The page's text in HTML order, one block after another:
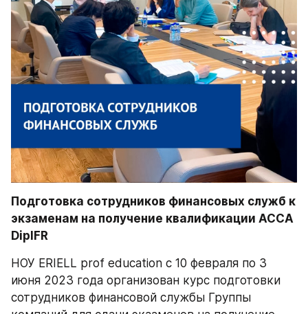
Подготовка сотрудников финансовых служб к
экзаменам на получение квалификации АССА
DipIFR
НОУ ERIELL prof еducation с 10 февраля по 3
июня 2023 года организован курс подготовки
сотрудников финансовой службы Группы